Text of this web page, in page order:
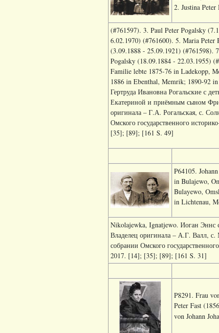
2. Justina
(#761597). 3. Paul Peter Pogalsky
6.02.1970) (#761600). 5. Maria Peter
(3.09.1888 - 25.09.1921) (#761598).
Pogalsky (18.09.1884 - 22.03.1955)
Familie lebte 1875-76 in Ladekopp,
1886 in Ebenthal, Memrik; 1890-92
Гертруда Ивановна Рогальские с
Екатериной и приёмным сыном
оригинала – Г.А. Рогальская, с.
Омского государственного
[35]; [89]; [161 S. 49]
P64105.
in Bulajewo,
Bulayewo,
in Lichtenau,
Nikolajewka, Ignatjewo. Иоган Эннс
Владелец оригинала – А.Г. Валл,
собрании Омского
2017. [14]; [35]; [89]; [161 S. 31]
P8291. Frau
Peter Fast
von Johann